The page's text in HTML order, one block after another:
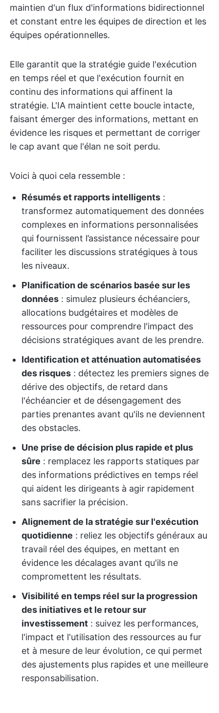
maintien d'un flux d'informations bidirectionnel
et constant entre les équipes de direction et les
équipes opérationnelles.
Elle garantit que la stratégie guide l'exécution
en temps réel et que l'exécution fournit en
continu des informations qui affinent la
stratégie. L'IA maintient cette boucle intacte,
faisant émerger des informations, mettant en
évidence les risques et permettant de corriger
le cap avant que l'élan ne soit perdu.
Voici à quoi cela ressemble :
Résumés et rapports intelligents :
transformez automatiquement des données
complexes en informations personnalisées
qui fournissent l’assistance nécessaire pour
faciliter les discussions stratégiques à tous
les niveaux.
Planification de scénarios basée sur les
données : simulez plusieurs échéanciers,
allocations budgétaires et modèles de
ressources pour comprendre l'impact des
décisions stratégiques avant de les prendre.
Identification et atténuation automatisées
des risques : détectez les premiers signes de
dérive des objectifs, de retard dans
l'échéancier et de désengagement des
parties prenantes avant qu'ils ne deviennent
des obstacles.
Une prise de décision plus rapide et plus
sûre : remplacez les rapports statiques par
des informations prédictives en temps réel
qui aident les dirigeants à agir rapidement
sans sacrifier la précision.
Alignement de la stratégie sur l'exécution
quotidienne : reliez les objectifs généraux au
travail réel des équipes, en mettant en
évidence les décalages avant qu'ils ne
compromettent les résultats.
Visibilité en temps réel sur la progression
des initiatives et le retour sur
investissement : suivez les performances,
l'impact et l'utilisation des ressources au fur
et à mesure de leur évolution, ce qui permet
des ajustements plus rapides et une meilleure
responsabilisation.